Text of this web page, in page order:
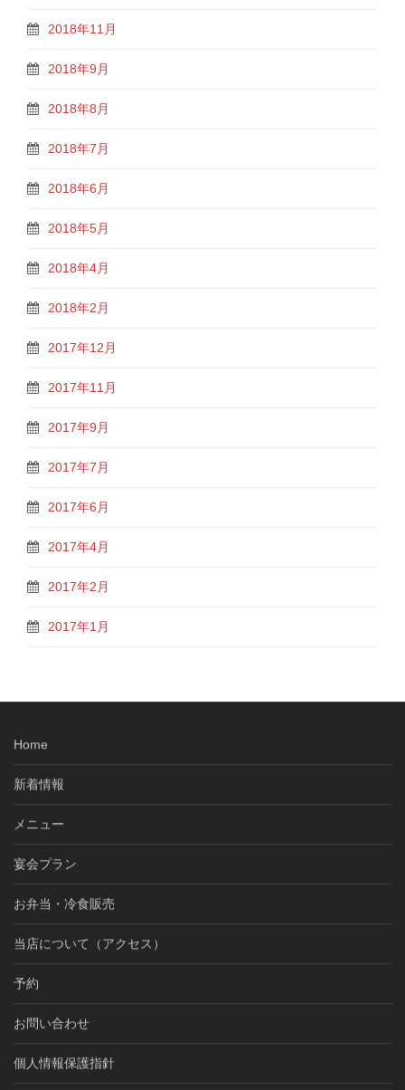
2018年11月
2018年9月
2018年8月
2018年7月
2018年6月
2018年5月
2018年4月
2018年2月
2017年12月
2017年11月
2017年9月
2017年7月
2017年6月
2017年4月
2017年2月
2017年1月
Home
新着情報
メニュー
宴会プラン
お弁当・冷食販売
当店について（アクセス）
予約
お問い合わせ
個人情報保護指針